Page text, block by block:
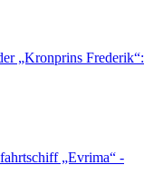
„Kronprins Frederik“:
„Evrima“ -